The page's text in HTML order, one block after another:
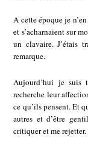
A cette époque je
et s’acharnaient sur
un clavaire. J’étais
remarque.
Aujourd’hui je suis
recherche leur
ce qu’ils pensent. Et
autres et d’être
critiquer et me rejetter.